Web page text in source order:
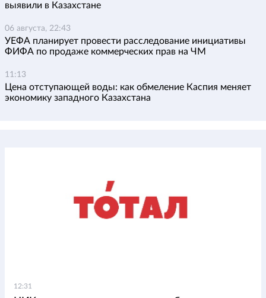
выявили в Казахстане
06 августа, 22:43
УЕФА планирует провести расследование инициативы
ФИФА по продаже коммерческих прав на ЧМ
11:13
Цена отступающей воды: как обмеление Каспия меняет
экономику западного Казахстана
12:31